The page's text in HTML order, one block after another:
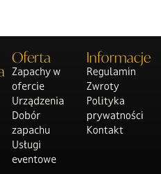
Oferta
Zapachy w
ofercie
Urządzenia
Dobór
zapachu
Usługi
eventowe
Informacje
Regulamin
Zwroty
Polityka
prywatności
Kontakt